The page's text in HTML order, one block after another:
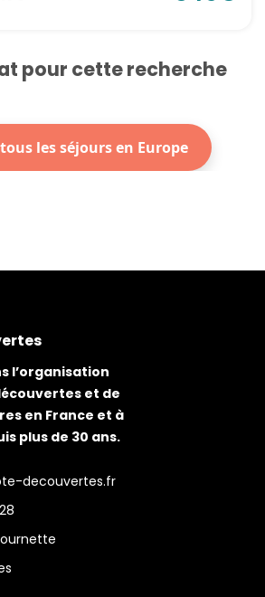
pour cette recherche
les séjours en Europe
l’organisation
et de
en France et à
plus de 30 ans.
decouvertes.fr